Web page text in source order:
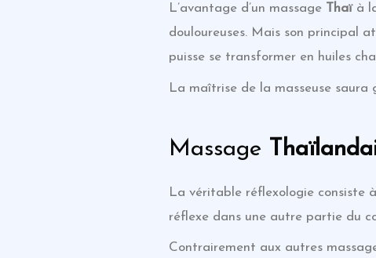
L’avantage d’un massage Thaïà
douloureuses. Mais son principal
puisse se transformer en huiles
La maîtrise de la masseuse
Massage
La véritable réflexologie consiste
réflexe dans une autre partie du
Contrairement aux autres